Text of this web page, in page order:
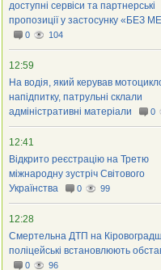
доступні сервіси та партнерські
пропозиції у застосунку «БЕЗ
0 104
12:59
На водія, який керував
напідпитку, патрульні склали
адміністративні матеріали
0
12:41
Відкрито реєстрацію на Третю
міжнародну зустріч Світового
Українства
0 99
12:28
Смертельна ДТП на
поліцейські встановлюють
0 96